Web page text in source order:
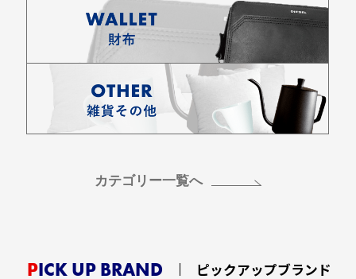
カテゴリー一覧へ
PICK UP BRAND ピックアップブランド